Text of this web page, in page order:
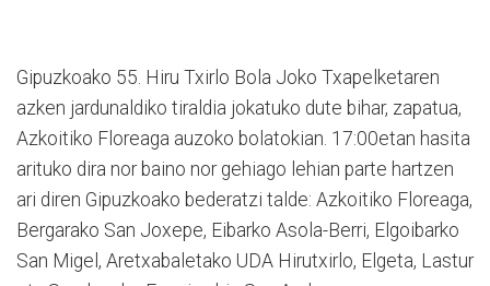
Gipuzkoako 55. Hiru Txirlo Bola Joko Txapelketaren
azken jardunaldiko tiraldia jokatuko dute bihar, zapatua,
Azkoitiko Floreaga auzoko bolatokian. 17:00etan hasita
arituko dira nor baino nor gehiago lehian parte hartzen
ari diren Gipuzkoako bederatzi talde: Azkoitiko Floreaga,
Bergarako San Joxepe, Eibarko Asola-Berri, Elgoibarko
San Migel, Aretxabaletako UDA Hirutxirlo, Elgeta, Lastur